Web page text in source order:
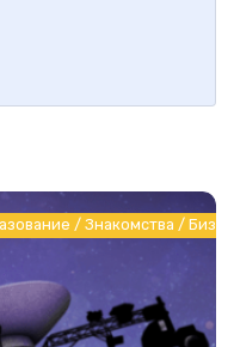
/ Знакомства /